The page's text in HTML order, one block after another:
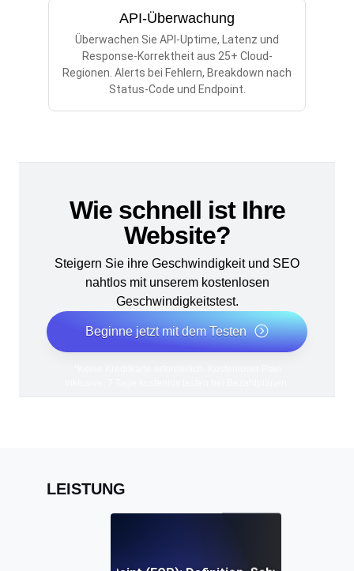
API-Überwachung
Überwachen Sie API-Uptime, Latenz und
Response-Korrektheit aus 25+ Cloud-
Regionen. Alerts bei Fehlern, Breakdown nach
Status-Code und Endpoint.
Wie schnell ist Ihre
Website?
Steigern Sie ihre Geschwindigkeit und SEO
nahtlos mit unserem kostenlosen
Geschwindigkeitstest.
Beginne jetzt mit dem Testen
LEISTUNG